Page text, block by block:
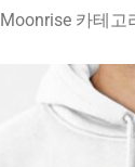
Moonrise 카테고